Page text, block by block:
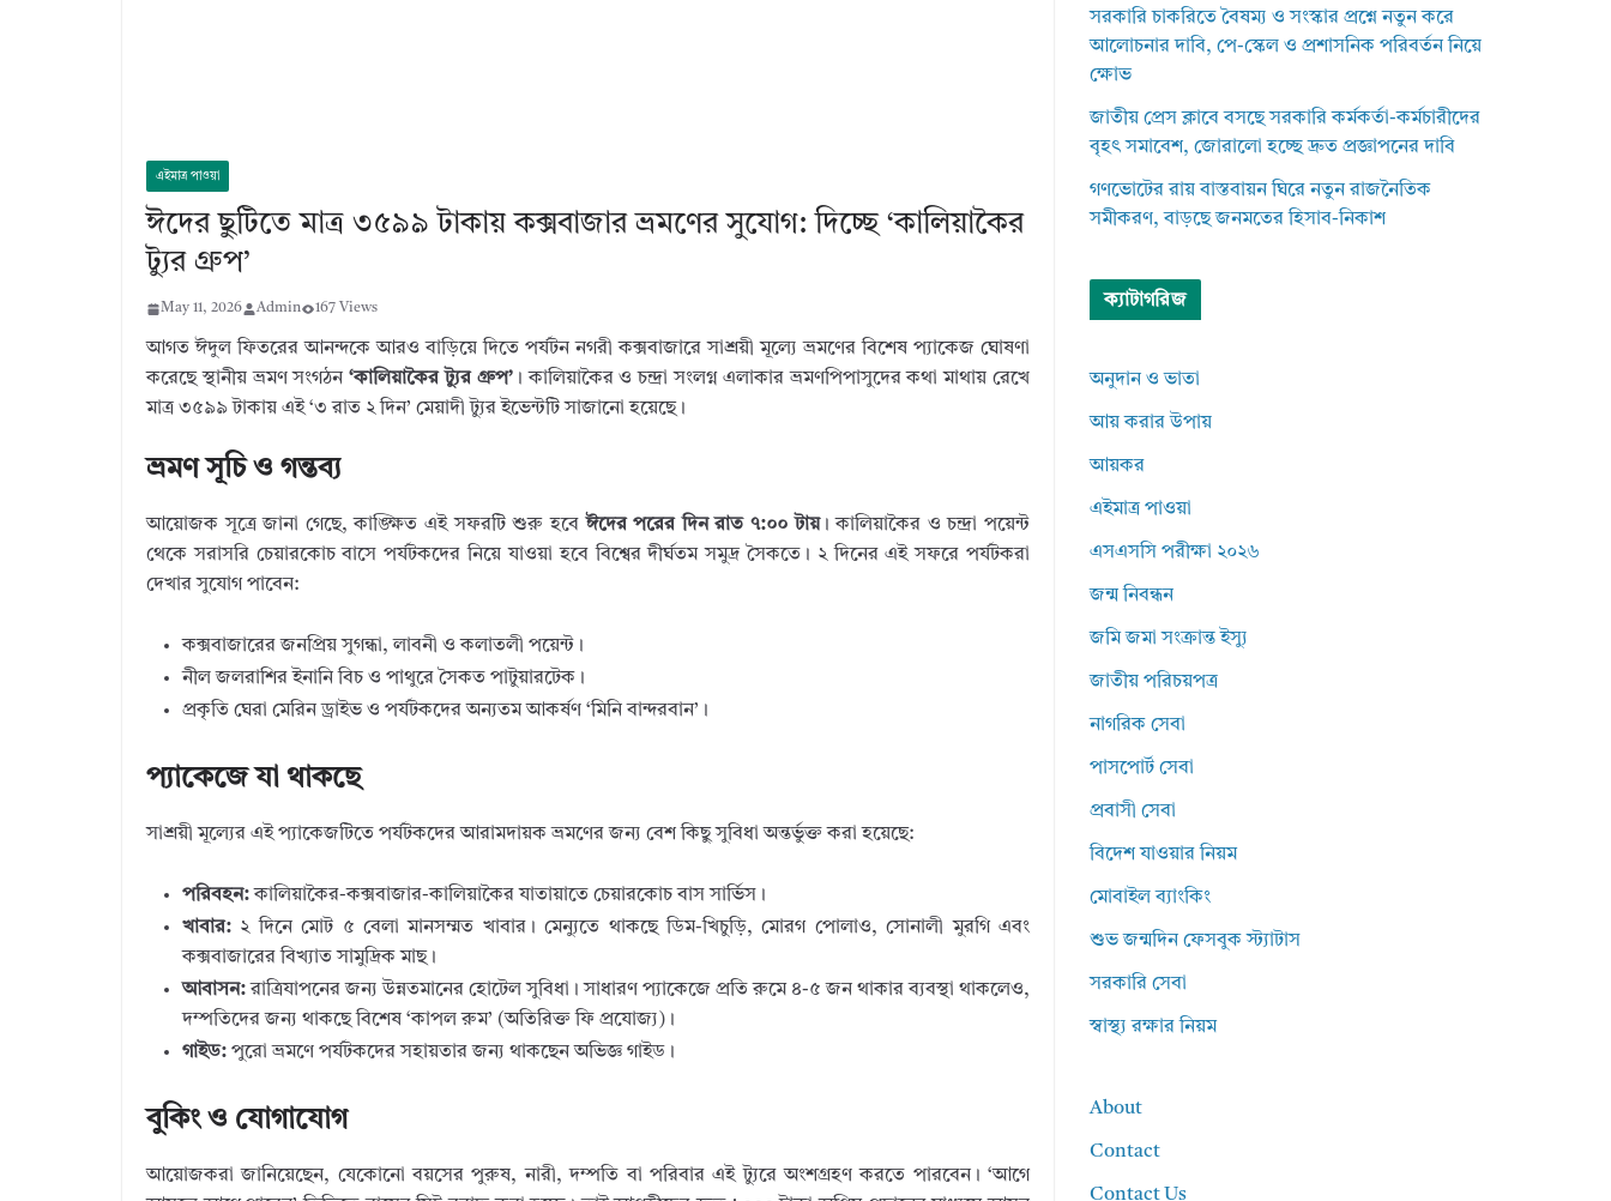
এইমাত্র পাওয়া
ঈদের ছুটিতে মাত্র ৩৫৯৯ টাকায় কক্সবাজার ভ্রমণের সুযোগ: দিচ্ছে ‘কালিয়াকৈর
ট্যুর গ্রুপ’
May 11, 2026 Admin 167 Views
আগত ঈদুল ফিতরের আনন্দকে আরও বাড়িয়ে দিতে পর্যটন নগরী কক্সবাজারে সাশ্রয়ী মূল্যে ভ্রমণের বিশেষ প্যাকেজ ঘোষণা
করেছে স্থানীয় ভ্রমণ সংগঠন‘কালিয়াকৈর ট্যুর গ্রুপ’। কালিয়াকৈর ও চন্দ্রা সংলগ্ন এলাকার ভ্রমণপিপাসুদের কথা মাথায় রেখে
মাত্র ৩৫৯৯ টাকায় এই ‘৩ রাত ২ দিন’ মেয়াদী ট্যুর ইভেন্টটি সাজানো হয়েছে।
ভ্রমণ সূচি ও গন্তব্য
আয়োজক সূত্রে জানা গেছে, কাঙ্ক্ষিত এই সফরটি শুরু হবেঈদের পরের দিন রাত ৭:০০ টায়। কালিয়াকৈর ও চন্দ্রা পয়েন্ট
থেকে সরাসরি চেয়ারকোচ বাসে পর্যটকদের নিয়ে যাওয়া হবে বিশ্বের দীর্ঘতম সমুদ্র সৈকতে। ২ দিনের এই সফরে পর্যটকরা
দেখার সুযোগ পাবেন:
কক্সবাজারের জনপ্রিয় সুগন্ধা, লাবনী ও কলাতলী পয়েন্ট।
নীল জলরাশির ইনানি বিচ ও পাথুরে সৈকত পাটুয়ারটেক।
প্রকৃতি ঘেরা মেরিন ড্রাইভ ও পর্যটকদের অন্যতম আকর্ষণ ‘মিনি বান্দরবান’।
প্যাকেজে যা থাকছে
সাশ্রয়ী মূল্যের এই প্যাকেজটিতে পর্যটকদের আরামদায়ক ভ্রমণের জন্য বেশ কিছু সুবিধা অন্তর্ভুক্ত করা হয়েছে:
পরিবহন:কালিয়াকৈর-কক্সবাজার-কালিয়াকৈর যাতায়াতে চেয়ারকোচ বাস সার্ভিস।
খাবার: ২ দিনে মোট ৫ বেলা মানসম্মত খাবার। মেন্যুতে থাকছে ডিম-খিচুড়ি, মোরগ পোলাও, সোনালী মুরগি এবং
কক্সবাজারের বিখ্যাত সামুদ্রিক মাছ।
আবাসন:রাত্রিযাপনের জন্য উন্নতমানের হোটেল সুবিধা। সাধারণ প্যাকেজে প্রতি রুমে ৪-৫ জন থাকার ব্যবস্থা থাকলেও,
দম্পতিদের জন্য থাকছে বিশেষ ‘কাপল রুম’ (অতিরিক্ত ফি প্রযোজ্য)।
গাইড: পুরো ভ্রমণে পর্যটকদের সহায়তার জন্য থাকছেন অভিজ্ঞ গাইড।
বুকিং ও যোগাযোগ
আয়োজকরা জানিয়েছেন, যেকোনো বয়সের পুরুষ, নারী, দম্পতি বা পরিবার এই ট্যুরে অংশগ্রহণ করতে পারবেন। ‘আগে
সরকারি চাকরিতে বৈষম্য ও সংস্কার প্রশ্নে নতুন করে
আলোচনার দাবি, পে-স্কেল ও প্রশাসনিক পরিবর্তন নিয়ে
ক্ষোভ
জাতীয় প্রেস ক্লাবে বসছে সরকারি কর্মকর্তা-কর্মচারীদের
বৃহৎ সমাবেশ, জোরালো হচ্ছে দ্রুত প্রজ্ঞাপনের দাবি
গণভোটের রায় বাস্তবায়ন ঘিরে নতুন রাজনৈতিক
সমীকরণ, বাড়ছে জনমতের হিসাব-নিকাশ
ক্যাটাগরিজ
অনুদান ও ভাতা
আয় করার উপায়
আয়কর
এইমাত্র পাওয়া
এসএসসি পরীক্ষা ২০২৬
জন্ম নিবন্ধন
জমি জমা সংক্রান্ত ইস্যু
জাতীয় পরিচয়পত্র
নাগরিক সেবা
পাসপোর্ট সেবা
প্রবাসী সেবা
বিদেশ যাওয়ার নিয়ম
মোবাইল ব্যাংকিং
শুভ জন্মদিন ফেসবুক স্ট্যাটাস
সরকারি সেবা
স্বাস্থ্য রক্ষার নিয়ম
About
Contact
Contact Us